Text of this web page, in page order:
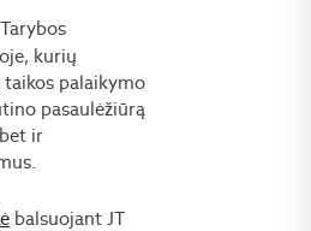
kurių
palaikymo
pasaulėžiūrą
ir
balsuojant JT